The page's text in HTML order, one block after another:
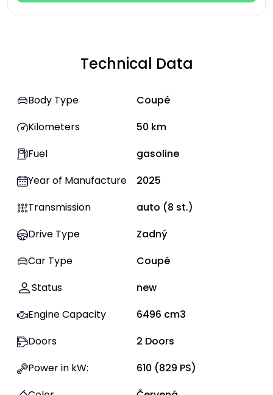
Technical Data
Body Type
Coupé
Kilometers
50 km
Fuel
gasoline
Year of Manufacture
2025
Transmission
auto (8 st.)
Drive Type
Zadný
Car Type
Coupé
Status
new
Engine Capacity
6496 cm3
Doors
2 Doors
Power in kW: 610 (829 PS)